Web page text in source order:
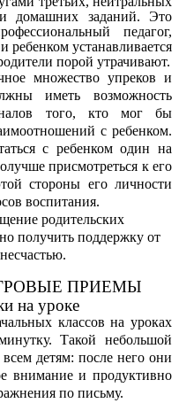
домашних заданий. Это
педагог,
устанавливается
порой утрачивают.
множество упреков и
иметь возможность
того, кто мог бы
с ребенком.
с ребенком один на
присмотреться к его
стороны его личности
воспитания.
родительских
получить поддержку от
ПРИЕМЫ
на уроке
классов на уроках
Такой небольшой
детям: после него они
внимание и продуктивно
по письму.